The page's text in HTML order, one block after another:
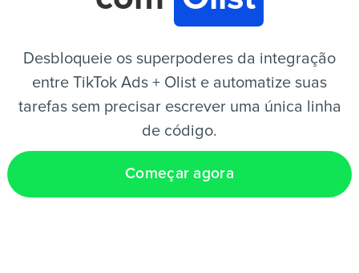
Desbloqueie os superpoderes da integração
entre TikTok Ads + Olist e automatize suas
tarefas sem precisar escrever uma única linha
de código.
Começar agora